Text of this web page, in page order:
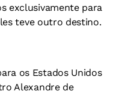
exclusivamente para
teve outro destino.
os Estados Unidos
Alexandre de